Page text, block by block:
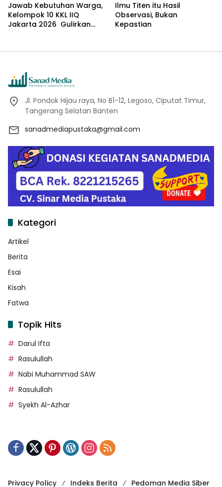
Jawab Kebutuhan Warga,
Kelompok 10 KKL IIQ
Jakarta 2026 Gulirkan
Ilmu Titen itu Hasil
Observasi, Bukan
Kepastian
Jl. Pondok Hijau raya, No B1-12, Legoso, CIputat Timur,
Tangerang Selatan Banten
sanadmediapustaka@gmail.com
Kategori
Artikel
Berita
Esai
Kisah
Fatwa
Topik Hits
Darul Ifta
Rasulullah
Nabi Muhammad SAW
Rasulullah
Syekh Al-Azhar
Privacy Policy Indeks Berita Pedoman Media Siber